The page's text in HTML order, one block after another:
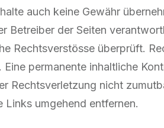
auch keine Gewähr
Betreiber der Seiten
Rechtsverstösse überprüft.
permanente inhaltliche
Rechtsverletzung nicht
umgehend entfernen.